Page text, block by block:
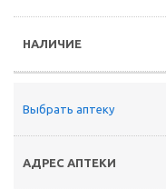
Выбрать аптеку